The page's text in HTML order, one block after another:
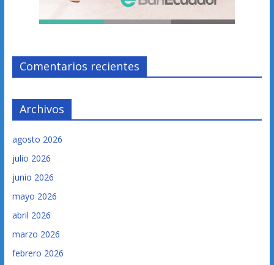
Comentarios recientes
Archivos
agosto 2026
julio 2026
junio 2026
mayo 2026
abril 2026
marzo 2026
febrero 2026